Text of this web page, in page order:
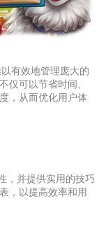
有效地管理庞大的
仅可以节省时间、
，从而优化用户体
，并提供实用的技巧
，以提高效率和用